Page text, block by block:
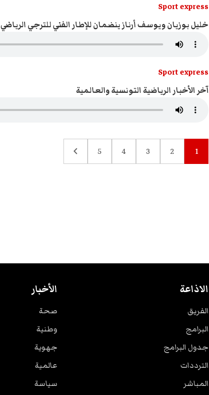
Sport express
خليل بوزيان ويوسف أرناز ينضمان للإطار الفني للترجي الرياضي
Sport express
آخر الأخبار الرياضية التونسية والعالمية
1
2
3
4
5
chevron_left
الاذاعة
الفريق
البرامج
جدول البرامج
الترددات
المباشر
الأخبار
صحة
وطنية
جهوية
عالمية
سياسة